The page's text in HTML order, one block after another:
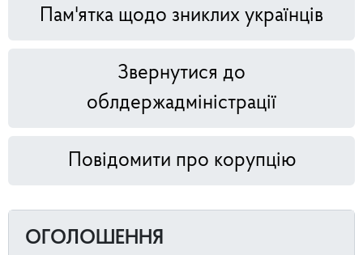
Пам'ятка щодо зниклих українців
Звернутися до
облдержадміністрації
Повідомити про корупцію
ОГОЛОШЕННЯ